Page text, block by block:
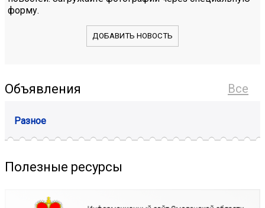
форму.
ДОБАВИТЬ НОВОСТЬ
Все
Объявления
Разное
Полезные ресурсы